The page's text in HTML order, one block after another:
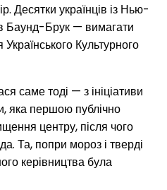
Десятки українців із Нью-
Баунд-Брук — вимагати
Культурного
саме тоді — з ініціативи
яка першою публічно
центру, після чого
Та, попри мороз і тверді
керівництва була